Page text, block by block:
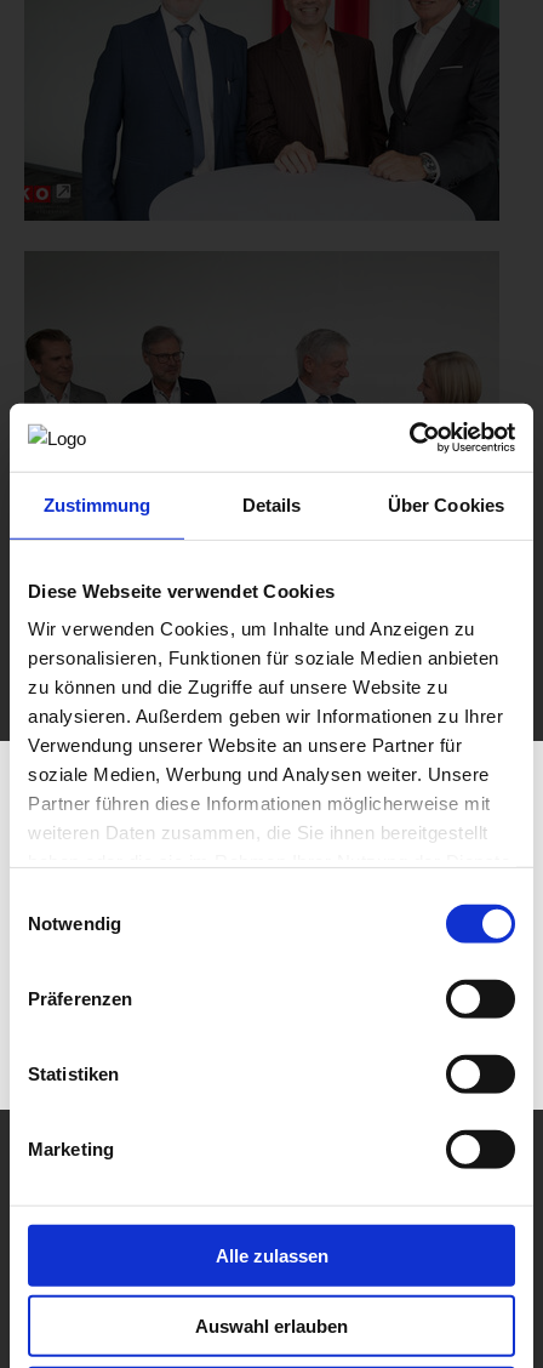
Zustimmung Details Über Cookies
Diese Webseite verwendet Cookies
Wir verwenden Cookies, um Inhalte und Anzeigen zu
personalisieren, Funktionen für soziale Medien anbieten
zu können und die Zugriffe auf unsere Website zu
analysieren. Außerdem geben wir Informationen zu Ihrer
Verwendung unserer Website an unsere Partner für
soziale Medien, Werbung und Analysen weiter. Unsere
Partner führen diese Informationen möglicherweise mit
weiteren Daten zusammen, die Sie ihnen bereitgestellt
Notwendig
Präferenzen
Statistiken
Marketing
Alle zulassen
Auswahl erlauben